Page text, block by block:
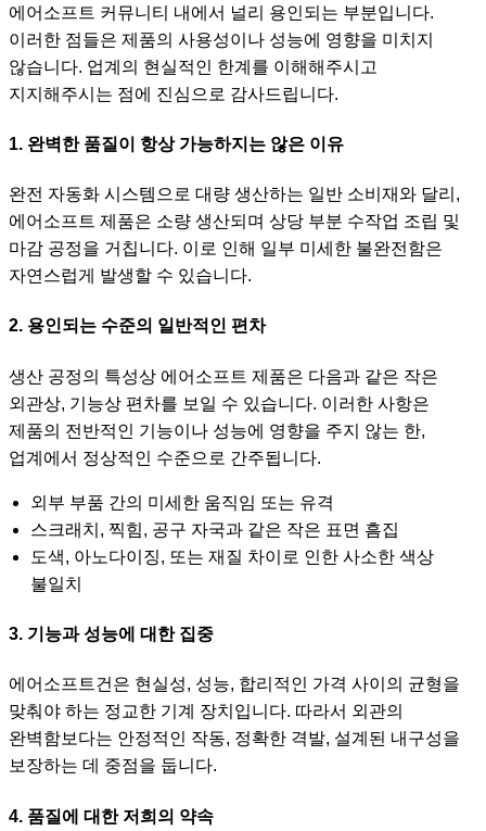
에어소프트 커뮤니티 내에서 널리 용인되는 부분입니다.
이러한 점들은 제품의 사용성이나 성능에 영향을 미치지
않습니다. 업계의 현실적인 한계를 이해해주시고
지지해주시는 점에 진심으로 감사드립니다.
1. 완벽한 품질이 항상 가능하지는 않은 이유
완전 자동화 시스템으로 대량 생산하는 일반 소비재와 달리,
에어소프트 제품은 소량 생산되며 상당 부분 수작업 조립 및
마감 공정을 거칩니다. 이로 인해 일부 미세한 불완전함은
자연스럽게 발생할 수 있습니다.
2. 용인되는 수준의 일반적인 편차
생산 공정의 특성상 에어소프트 제품은 다음과 같은 작은
외관상, 기능상 편차를 보일 수 있습니다. 이러한 사항은
제품의 전반적인 기능이나 성능에 영향을 주지 않는 한,
업계에서 정상적인 수준으로 간주됩니다.
외부 부품 간의 미세한 움직임 또는 유격
스크래치, 찍힘, 공구 자국과 같은 작은 표면 흠집
도색, 아노다이징, 또는 재질 차이로 인한 사소한 색상
불일치
3. 기능과 성능에 대한 집중
에어소프트건은 현실성, 성능, 합리적인 가격 사이의 균형을
맞춰야 하는 정교한 기계 장치입니다. 따라서 외관의
완벽함보다는 안정적인 작동, 정확한 격발, 설계된 내구성을
보장하는 데 중점을 둡니다.
4. 품질에 대한 저희의 약속